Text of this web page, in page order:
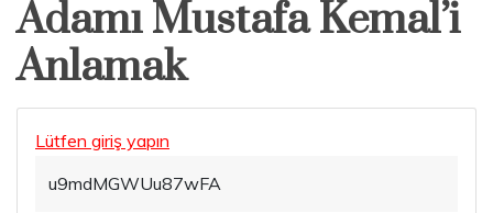
Adamı Mustafa Kemal’i
Anlamak
Lütfen giriş yapın
u9mdMGWUu87wFA